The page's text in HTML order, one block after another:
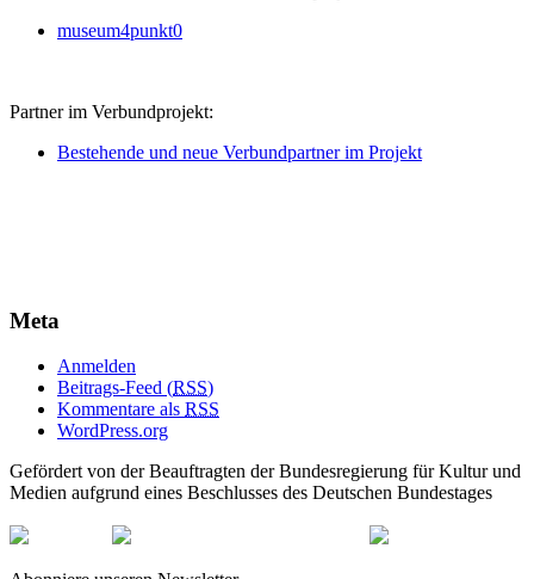
museum4punkt0
Partner im Verbundprojekt:
Bestehende und neue Verbundpartner im Projekt
Meta
Anmelden
Beitrags-Feed (RSS)
Kommentare als RSS
WordPress.org
Gefördert von der Beauftragten der Bundesregierung für Kultur und
Medien aufgrund eines Beschlusses des Deutschen Bundestages